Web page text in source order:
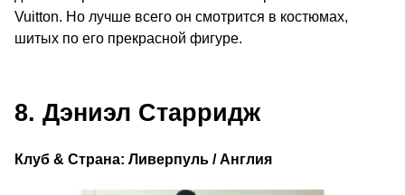
Vuitton. Но лучше всего он смотрится в костюмах,
шитых по его прекрасной фигуре.
8. Дэниэл Старридж
Клуб & Страна: Ливерпуль / Англия